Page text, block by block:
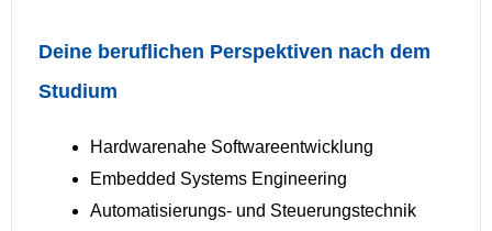
Deine beruflichen Perspektiven nach dem
Studium
Hardwarenahe Softwareentwicklung
Embedded Systems Engineering
Automatisierungs- und Steuerungstechnik